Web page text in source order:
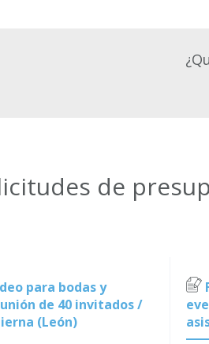
de
para bodas y
de 40 invitados /
(León)